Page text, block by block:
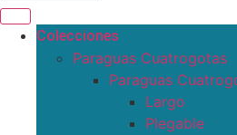
Colecciones
Paraguas Cuatrogotas
Paraguas
Largo
Plegable